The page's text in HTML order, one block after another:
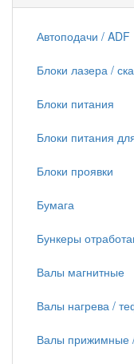
Автоподачи / ADF
Блоки лазера /
Блоки питания
Блоки питания
Блоки проявки
Бумага
Бункеры
Валы магнитные
Валы нагрева /
Валы прижимные